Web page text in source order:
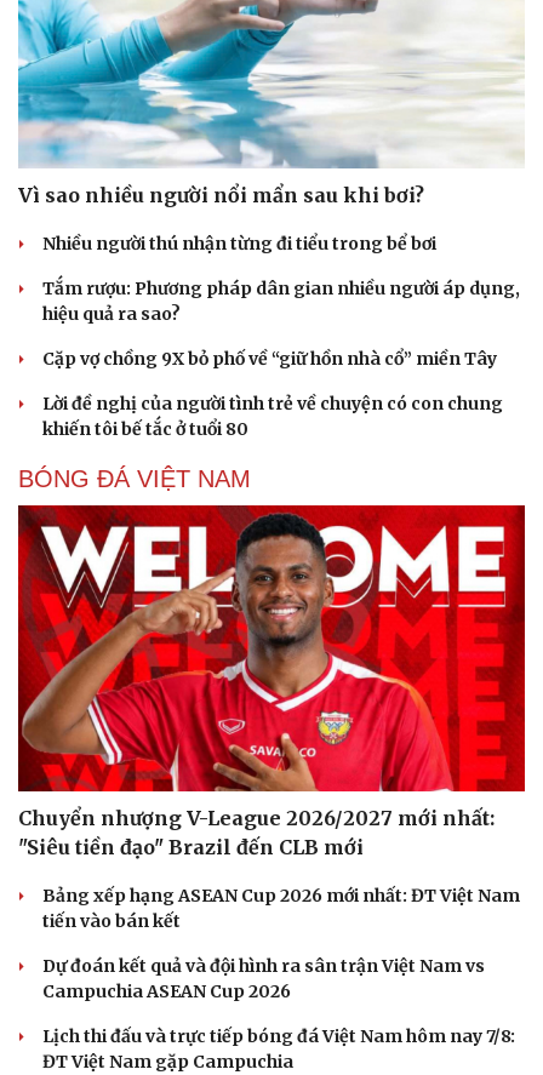
Văn hóa
Văn học
Âm nhạc
Giải trí
Thời trang
Vì sao nhiều người nổi mẩn sau khi bơi?
Nhiều người thú nhận từng đi tiểu trong bể bơi
Tắm rượu: Phương pháp dân gian nhiều người áp dụng,
hiệu quả ra sao?
Cặp vợ chồng 9X bỏ phố về “giữ hồn nhà cổ” miền Tây
Lời đề nghị của người tình trẻ về chuyện có con chung
khiến tôi bế tắc ở tuổi 80
BÓNG ĐÁ VIỆT NAM
Chuyển nhượng V-League 2026/2027 mới nhất:
"Siêu tiền đạo" Brazil đến CLB mới
Bảng xếp hạng ASEAN Cup 2026 mới nhất: ĐT Việt Nam
tiến vào bán kết
Dự đoán kết quả và đội hình ra sân trận Việt Nam vs
Campuchia ASEAN Cup 2026
Lịch thi đấu và trực tiếp bóng đá Việt Nam hôm nay 7/8:
ĐT Việt Nam gặp Campuchia